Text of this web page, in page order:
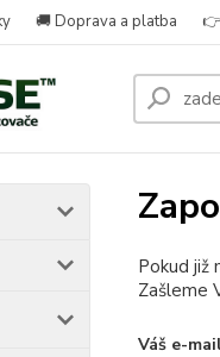
🚚 Doprava a platba
Pokud již
Zašleme
Váš e-